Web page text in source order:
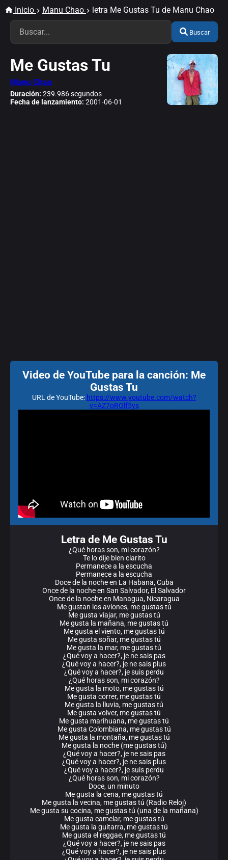
Inicio Manu Chao letra Me Gustas Tu de Manu Chao
Buscar
Me Gustas Tu
Manu Chao
Duración: 239.986 segundos
Fecha de lanzamiento: 2001-06-01
Video de YouTube para la canción: Me
Gustas Tu
URL de YouTube: https://www.youtube.com/watch?
v=AZ7oROlf5ys
Letra de Me Gustas Tu
¿Qué horas son, mi corazón?
Te lo dije bien clarito
Permanece a la escucha
Permanece a la escucha
Doce de la noche en La Habana, Cuba
Once de la noche en San Salvador, El Salvador
Once de la noche en Managua, Nicaragua
Me gustan los aviones, me gustas tú
Me gusta viajar, me gustas tú
Me gusta la mañana, me gustas tú
Me gusta el viento, me gustas tú
Me gusta soñar, me gustas tú
Me gusta la mar, me gustas tú
¿Qué voy a hacer?, je ne sais pas
¿Qué voy a hacer?, je ne sais plus
¿Qué voy a hacer?, je suis perdu
¿Qué horas son, mi corazón?
Me gusta la moto, me gustas tú
Me gusta correr, me gustas tú
Me gusta la lluvia, me gustas tú
Me gusta volver, me gustas tú
Me gusta marihuana, me gustas tú
Me gusta Colombiana, me gustas tú
Me gusta la montaña, me gustas tú
Me gusta la noche (me gustas tú)
¿Qué voy a hacer?, je ne sais pas
¿Qué voy a hacer?, je ne sais plus
¿Qué voy a hacer?, je suis perdu
¿Qué horas son, mi corazón?
Doce, un minuto
Me gusta la cena, me gustas tú
Me gusta la vecina, me gustas tú (Radio Reloj)
Me gusta su cocina, me gustas tú (una de la mañana)
Me gusta camelar, me gustas tú
Me gusta la guitarra, me gustas tú
Me gusta el reggae, me gustas tú
¿Qué voy a hacer?, je ne sais pas
¿Qué voy a hacer?, je ne sais plus